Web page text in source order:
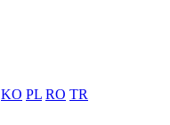
KO PL RO TR